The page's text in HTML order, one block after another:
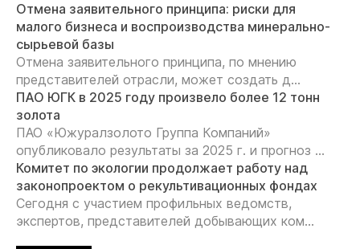
Отмена заявительного принципа: риски для
малого бизнеса и воспроизводства минерально-
сырьевой базы
Отмена заявительного принципа, по мнению
представителей отрасли, может создать д...
ПАО ЮГК в 2025 году произвело более 12 тонн
золота
ПАО «Южуралзолото Группа Компаний»
опубликовало результаты за 2025 г. и прогноз ...
Комитет по экологии продолжает работу над
законопроектом о рекультивационных фондах
Сегодня с участием профильных ведомств,
экспертов, представителей добывающих ком...